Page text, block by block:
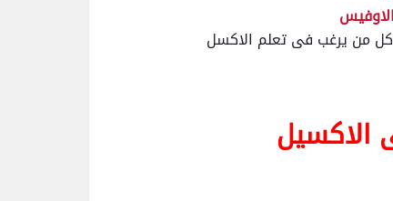
من يرغب فى تعلم الاكسل
الاكسيل